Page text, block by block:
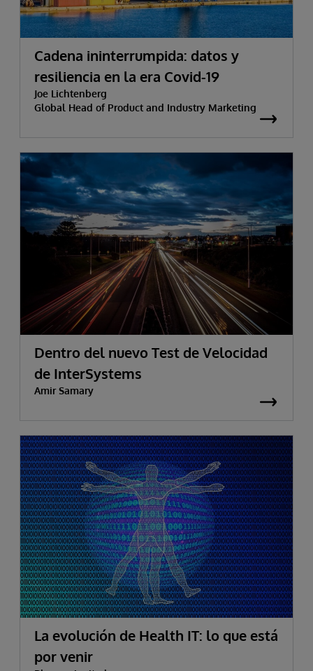
Cadena ininterrumpida: datos y
resiliencia en la era Covid-19
Joe Lichtenberg
Global Head of Product and Industry Marketing
Dentro del nuevo Test de Velocidad
de InterSystems
Amir Samary
La evolución de Health IT: lo que está
por venir